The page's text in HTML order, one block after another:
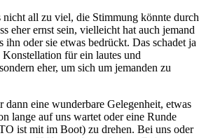
all zu viel, die Stimmung könnte durch
eher ernst sein, vielleicht hat auch jemand
ihn oder sie etwas bedrückt. Das schadet ja
für ein lautes und
eher, um sich um jemanden zu
dann eine wunderbare Gelegenheit, etwas
lange auf uns wartet oder eine Runde
ist mit im Boot) zu drehen. Bei uns oder